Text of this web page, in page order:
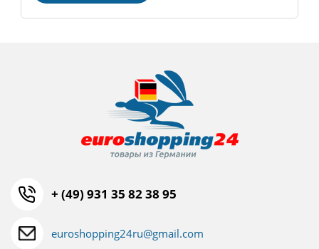
+ (49) 931 35 82 38 95
euroshopping24ru@gmail.com